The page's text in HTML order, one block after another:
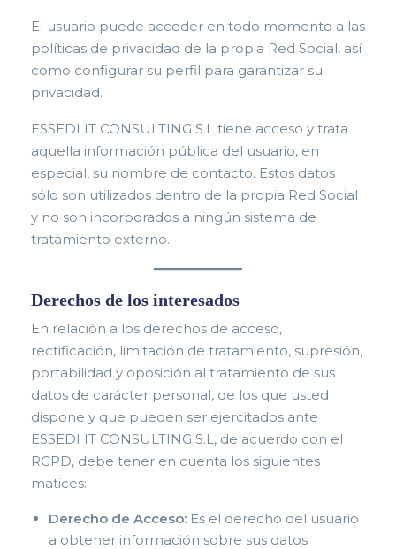
El usuario puede acceder en todo momento a las
políticas de privacidad de la propia Red Social, así
como configurar su perfil para garantizar su
privacidad.
ESSEDI IT CONSULTING S.L tiene acceso y trata
aquella información pública del usuario, en
especial, su nombre de contacto. Estos datos
sólo son utilizados dentro de la propia Red Social
y no son incorporados a ningún sistema de
tratamiento externo.
Derechos de los interesados
En relación a los derechos de acceso,
rectificación, limitación de tratamiento, supresión,
portabilidad y oposición al tratamiento de sus
datos de carácter personal, de los que usted
dispone y que pueden ser ejercitados ante
ESSEDI IT CONSULTING S.L, de acuerdo con el
RGPD, debe tener en cuenta los siguientes
matices:
Derecho de Acceso: Es el derecho del usuario
a obtener información sobre sus datos